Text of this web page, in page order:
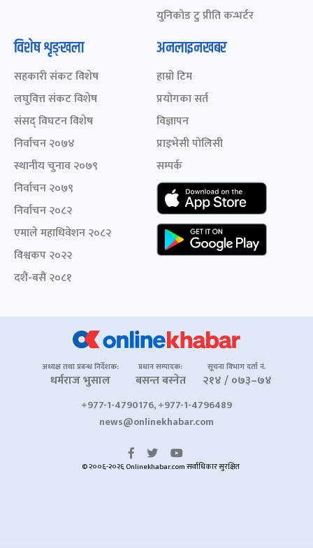
युनिकोड टु प्रीति कन्भर्टर
विशेष शृङ्खला
सहकारी संकट विशेष
लघुवित्त संकट विशेष
संसद् विघटन विशेष
निर्वाचन २०७४
स्थानीय चुनाव २०७९
निर्वाचन २०७९
निर्वाचन २०८२
एमाले महाधिवेशन २०८२
विश्वकप २०२२
दशैं-बसैं २०८१
अनलाइनखबर
हाम्रो टिम
प्रयोगका सर्त
विज्ञापन
प्राइभेसी पोलिसी
सम्पर्क
अध्यक्ष तथा प्रबन्ध निर्देशक:
धर्मराज भुसाल
प्रधान सम्पादक:
बसन्त बस्नेत
सूचना विभाग दर्ता नं.
२१४ / ०७३–७४
+977-1-4790176, +977-1-4796489
news@onlinekhabar.com
© २००६-२०२६ Onlinekhabar.com सर्वाधिकार सुरक्षित